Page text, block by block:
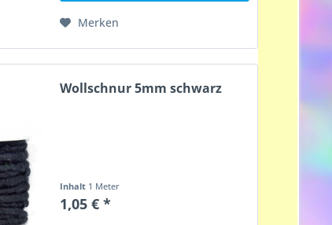
Merken
Wollschnur 5mm schwarz
Inhalt 1 Meter
1,05 € *